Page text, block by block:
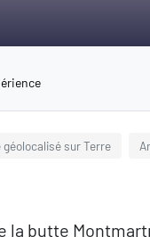
géolocalisé sur Terre
la butte